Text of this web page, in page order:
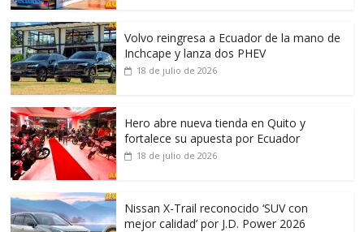
Volvo reingresa a Ecuador de la mano de
Inchcape y lanza dos PHEV
18 de julio de 2026
Hero abre nueva tienda en Quito y
fortalece su apuesta por Ecuador
18 de julio de 2026
Nissan X-Trail reconocido ‘SUV con
mejor calidad’ por J.D. Power 2026